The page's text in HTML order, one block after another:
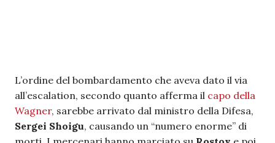
L’ordine del bombardamento che aveva dato il via
all’escalation, secondo quanto afferma il capo della
Wagner, sarebbe arrivato dal ministro della Difesa,
Sergei Shoigu, causando un “numero enorme” di